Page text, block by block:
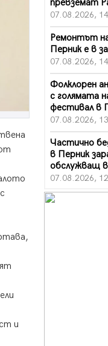
и
превземат
07.08.2026,
Ремонтът
Перник е в
07.08.2026,
Фолклорен
с голямата
фестивал в
07.08.2026,
Частично
в Перник
обслужващ
07.08.2026,
Да